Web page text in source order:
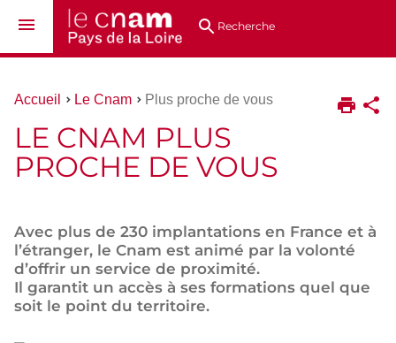
au
directsRecherche
Vous
Accueil Le Cnam Plus proche de vous
LE CNAM PLUS
PROCHE DE VOUS
Avec plus de 230 implantations en France et à
l’étranger, le Cnam est animé par la volonté
d’offrir un service de proximité.
Il garantit un accès à ses formations quel que
soit le point du territoire.